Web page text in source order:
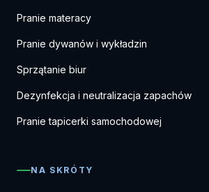
Pranie materacy
Pranie dywanów i wykładzin
Sprzątanie biur
Dezynfekcja i neutralizacja zapachów
Pranie tapicerki samochodowej
NA SKRÓTY